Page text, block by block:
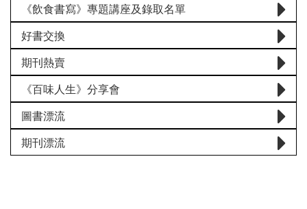
《飲食書寫》專題講座及錄取名單
好書交換
期刊熱賣
《百味人生》分享會
圖書漂流
期刊漂流